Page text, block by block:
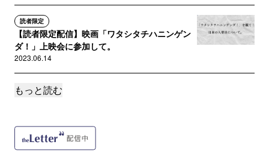
読者限定
【読者限定配信】映画「ワタシタチハニンゲン
ダ！」上映会に参加して。
2023.06.14
読者限定
2023.05.10
もっと読む